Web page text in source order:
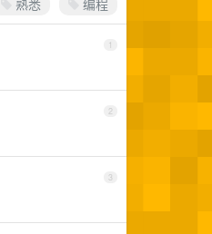
熟悉 编程
1
2
3